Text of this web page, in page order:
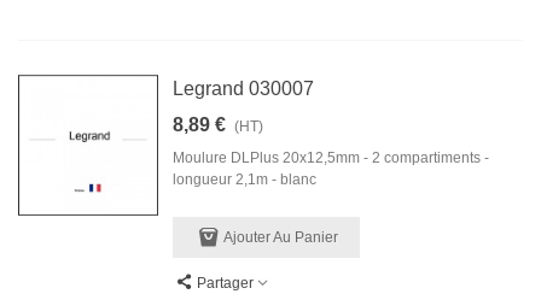
Legrand 030007
8,89 € (HT)
Moulure DLPlus 20x12,5mm - 2 compartiments -
longueur 2,1m - blanc
Ajouter Au Panier
Partager